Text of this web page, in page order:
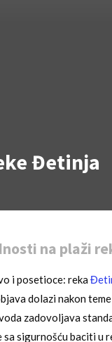
Đetinja
na plaži
i posetioce: reka
dolazi nakon
zadovoljava
sigurnošću baciti u